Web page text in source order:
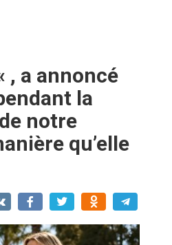
, a annoncé
la
notre
qu’elle